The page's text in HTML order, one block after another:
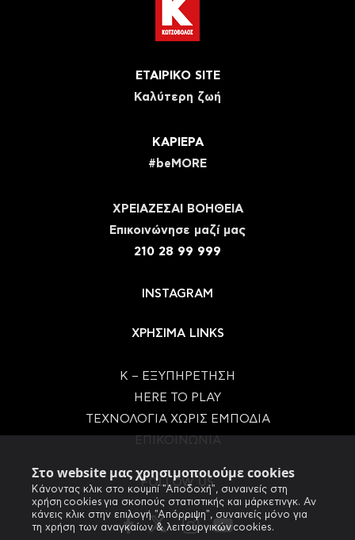
Στο website μας χρησιμοποιούμε cookies
Κάνοντας κλικ στο κουμπί "Αποδοχή", συναινείς στη
χρήση cookies για σκοπούς στατιστικής και μάρκετινγκ. Αν
κάνεις κλικ στην επιλογή "Απόρριψη", συναινείς μόνο για
τη χρήση των αναγκαίων & λειτουργικών cookies.
ΕΤΑΙΡΙΚΟ SITE
Καλύτερη ζωή
ΚΑΡΙΕΡΑ
#beMORE
ΧΡΕΙΑΖΕΣΑΙ ΒΟΗΘΕΙΑ
Eπικοινώνησε μαζί μας
210 28 99 999
INSTAGRAM
ΧΡΗΣΙΜΑ LINKS
Κ – ΕΞΥΠΗΡΕΤΗΣΗ
HERE TO PLAY
ΤΕΧΝΟΛΟΓΙΑ ΧΩΡΙΣ ΕΜΠΟΔΙΑ
FOLLOW US